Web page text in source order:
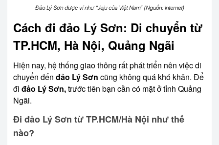
Đảo Lý Sơn được ví như “Jeju của Việt Nam” (Nguồn: Internet)
Cách đi đảo Lý Sơn: Di chuyển từ
TP.HCM, Hà Nội, Quảng Ngãi
Hiện nay, hệ thống giao thông rất phát triển nên việc di
chuyển đến đảo Lý Sơn cũng không quá khó khăn. Để
đi đảo Lý Sơn,trước tiên bạn cần có mặt ở tỉnh Quảng
Ngãi.
Đi đảo Lý Sơn từ TP.HCM/Hà Nội như thế
nào?